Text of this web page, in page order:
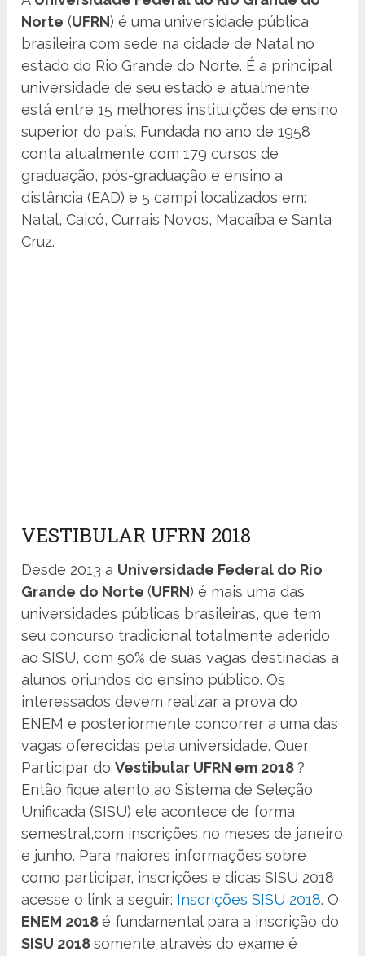
Norte (UFRN) é uma universidade pública
brasileira com sede na cidade de Natal no
estado do Rio Grande do Norte. É a principal
universidade de seu estado e atualmente
está entre 15 melhores instituições de ensino
superior do país. Fundada no ano de 1958
conta atualmente com 179 cursos de
graduação, pós-graduação e ensino a
distância (EAD) e 5 campi localizados em:
Natal, Caicó, Currais Novos, Macaíba e Santa
Cruz.
VESTIBULAR UFRN 2018
Desde 2013 a Universidade Federal do Rio
Grande do Norte(UFRN) é mais uma das
universidades públicas brasileiras, que tem
seu concurso tradicional totalmente aderido
ao SISU, com 50% de suas vagas destinadas a
alunos oriundos do ensino público. Os
interessados devem realizar a prova do
ENEM e posteriormente concorrer a uma das
vagas oferecidas pela universidade. Quer
Participar doVestibular UFRN em 2018?
Então fique atento ao Sistema de Seleção
Unificada (SISU) ele acontece de forma
semestral,com inscrições no meses de janeiro
e junho. Para maiores informações sobre
como participar, inscrições e dicas SISU 2018
acesse o link a seguir: Inscrições SISU 2018. O
ENEM 2018é fundamental para a inscrição do
SISU 2018somente através do exame é